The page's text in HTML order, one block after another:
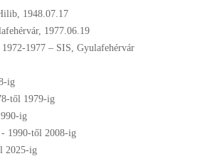
1948.07.17
1977.06.19
1972-1977 – SIS, Gyulafehérvár
-ig
-től 1979-ig
-ig
1990-től 2008-ig
2025-ig